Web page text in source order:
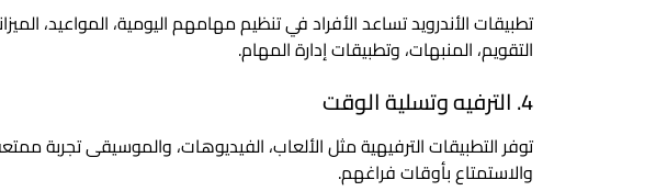
تطبيقات الأندرويد تساعد الأفراد في تنظيم مهامهم اليومية، المواعيد،
التقويم، المنبهات، وتطبيقات إدارة المهام.
4. الترفيه وتسلية الوقت
توفر التطبيقات الترفيهية مثل الألعاب، الفيديوهات، والموسيقى تجربة
والاستمتاع بأوقات فراغهم.